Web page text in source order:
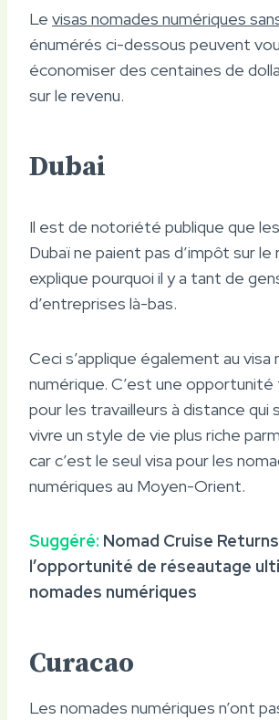
Le visas nomades numériques
énumérés ci-dessous peuvent
économiser des centaines de
sur le revenu.
Dubai
Il est de notoriété publique que
Dubaï ne paient pas d’impôt sur le
explique pourquoi il y a tant de
d’entreprises là-bas.
Ceci s’applique également au visa
numérique. C’est une
pour les travailleurs à distance qui
vivre un style de vie plus riche
car c’est le seul visa pour les
numériques au Moyen-Orient.
Suggéré: Nomad Cruise
l’opportunité de réseautage
nomades numériques
Curacao
Les nomades numériques n’ont